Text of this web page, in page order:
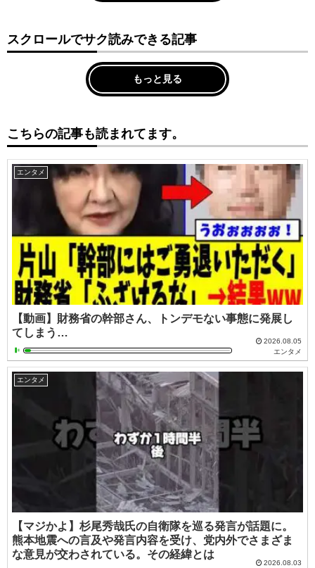
スクロールでサク読みできる記事
もっと見る
こちらの記事も読まれてます。
エンタメ
【動画】財務省の幹部さん、トンデモない事態に発展し
てしまう…
2026.08.05
エンタメ
エンタメ
【マジかよ】杉尾秀哉氏の自衛隊を巡る発言が話題に。
熊本地震への言及や発言内容を受け、党内外でさまざま
な意見が交わされている。その経緯とは
2026.08.03